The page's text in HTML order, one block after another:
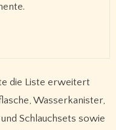
die Liste erweitert
Wasserkanister,
Schlauchsets sowie